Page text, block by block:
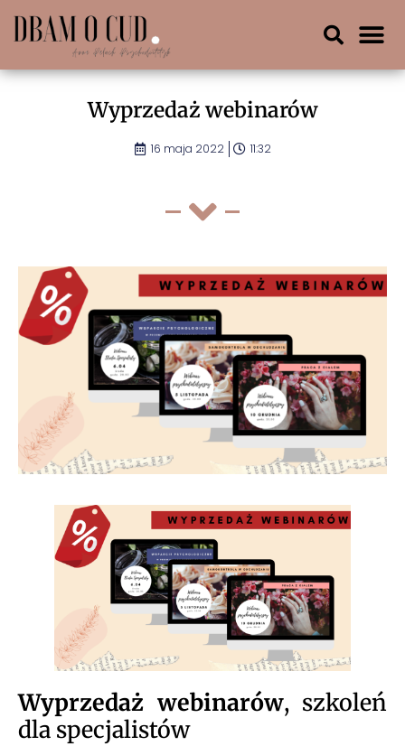
Wyprzedaż webinarów
16 maja 2022 11:32
Wyprzedaż webinarów, szkoleń
dla specjalistów